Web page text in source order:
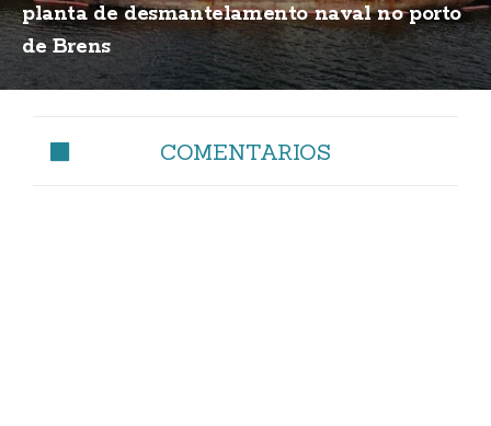
planta de desmantelamento naval no porto
de Brens
COMENTARIOS